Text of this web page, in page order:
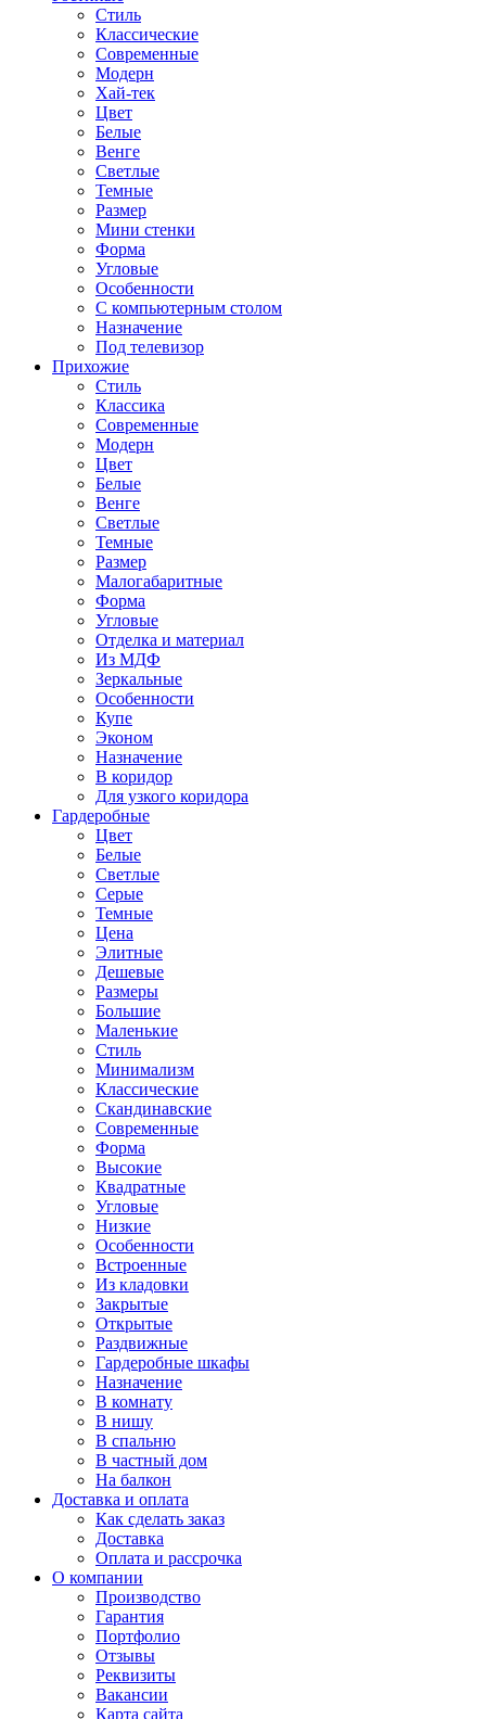
Стиль
Классические
Современные
Модерн
Хай-тек
Цвет
Белые
Венге
Светлые
Темные
Размер
Мини стенки
Форма
Угловые
Особенности
С компьютерным столом
Назначение
Под телевизор
Прихожие
Стиль
Классика
Современные
Модерн
Цвет
Белые
Венге
Светлые
Темные
Размер
Малогабаритные
Форма
Угловые
Отделка и материал
Из МДФ
Зеркальные
Особенности
Купе
Эконом
Назначение
В коридор
Для узкого коридора
Гардеробные
Цвет
Белые
Светлые
Серые
Темные
Цена
Элитные
Дешевые
Размеры
Большие
Маленькие
Стиль
Минимализм
Классические
Скандинавские
Современные
Форма
Высокие
Квадратные
Угловые
Низкие
Особенности
Встроенные
Из кладовки
Закрытые
Открытые
Раздвижные
Гардеробные шкафы
Назначение
В комнату
В нишу
В спальню
В частный дом
На балкон
Доставка и оплата
Как сделать заказ
Доставка
Оплата и рассрочка
О компании
Производство
Гарантия
Портфолио
Отзывы
Реквизиты
Вакансии
Карта сайта